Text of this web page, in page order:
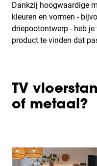
Dankzij hoogwaardige
kleuren en vormen -
driepootontwerp - heb
product te vinden dat
TV
of metaal?